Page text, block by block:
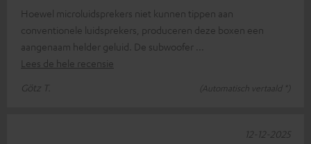
Hoewel microluidsprekers niet kunnen tippen aan
conventionele luidsprekers, produceren deze boxen een
aangenaam helder geluid. De subwoofer
Lees de hele recensie
Götz T.
(Automatisch vertaald *)
12-12-2025